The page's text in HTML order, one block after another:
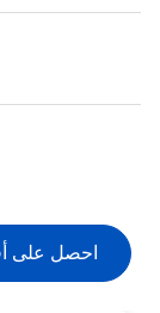
احصل على